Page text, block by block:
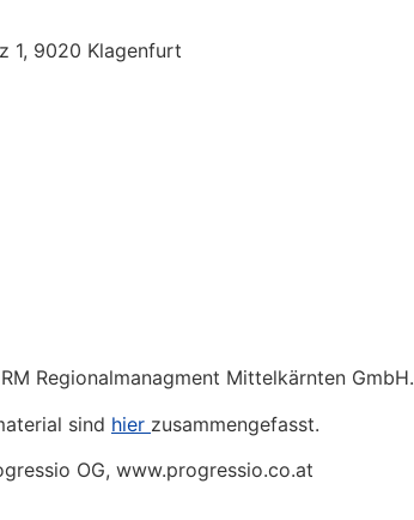
1, 9020 Klagenfurt
Regionalmanagment Mittelkärnten GmbH.
sind hier zusammengefasst.
OG, www.progressio.co.at